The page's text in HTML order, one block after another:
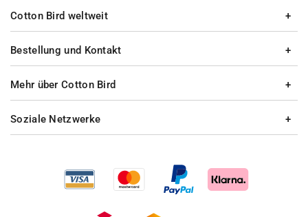
Bestellung und Kontakt
Mehr über Cotton Bird
Cotton Bird weltweit
Soziale Netzwerke